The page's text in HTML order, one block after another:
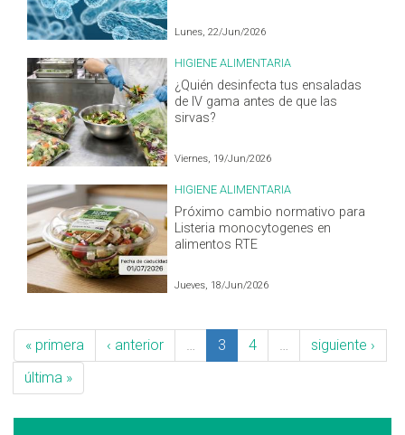
Lunes, 22/Jun/2026
HIGIENE ALIMENTARIA
¿Quién desinfecta tus ensaladas
de IV gama antes de que las
sirvas?
Viernes, 19/Jun/2026
HIGIENE ALIMENTARIA
Próximo cambio normativo para
Listeria monocytogenes en
alimentos RTE
Jueves, 18/Jun/2026
« primera ‹ anterior 3 4
siguiente ›
última »